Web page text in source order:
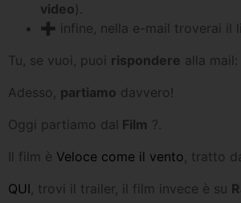
video).
➕ infine, nella e-mail troverai il
Tu, se vuoi, puoi rispondere alla
Adesso, partiamo davvero!
Oggi partiamo dal Film ?.
Il film è Veloce come il vento, tratto
QUI, trovi il trailer, il film invece è su